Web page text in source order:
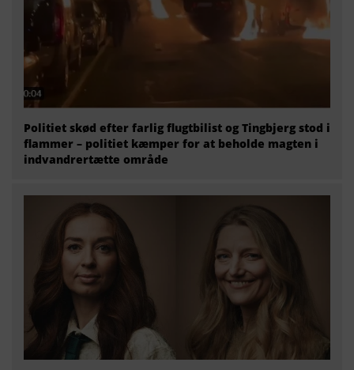
Politiet skød efter farlig flugtbilist og Tingbjerg stod i
flammer – politiet kæmper for at beholde magten i
indvandrertætte område